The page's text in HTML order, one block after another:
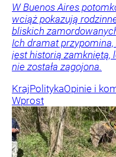
W Buenos Aires
wciąż pokazują
bliskich
Ich dramat przypomina,
jest historią zamkniętą,
nie została zagojona.
KrajPolitykaOpinie i
Wprost